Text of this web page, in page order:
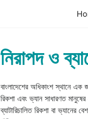
নিরাপদ ও
বাংলাদেশের অধিকাংশ স্থানে
রিকশা এবং ভ্যান সাধারণত
ব্যাটারিচালিত রিকশা বা ভ্যানের